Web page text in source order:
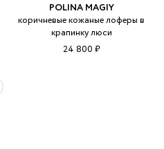
POLINA MAGIY
коричневые кожаные лоферы в
крапинку люси
24 800 ₽